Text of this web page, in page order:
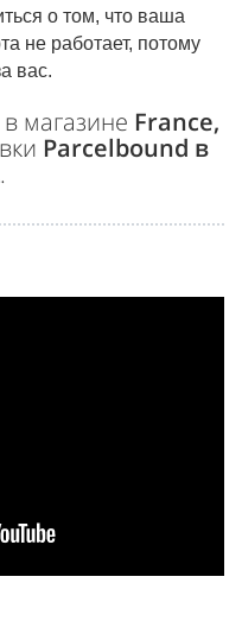
о том, что ваша
не работает, потому
вас.
магазине France,
Parcelbound в